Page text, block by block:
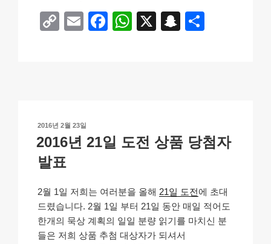
C
n
k
E
F
o
W
p
X
S
at
작
성
일
자
2016년 2월 23일
2016년 21일 도전 상품 당첨자
발표
2월 1일 저희는 여러분을 올해 21일 도전에 초대
드렸습니다. 2월 1일 부터 21일 동안 매일 적어도
한개의 묵상 계획의 일일 분량 읽기를 마치신 분
들은 저희 상품 추첨 대상자가 되셔서